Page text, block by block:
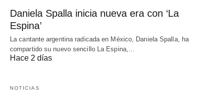
Daniela Spalla inicia nueva era con ‘La
Espina’
La cantante argentina radicada en México, Daniela Spalla, ha
compartido su nuevo sencillo La Espina,…
Hace 2 días
NOTICIAS